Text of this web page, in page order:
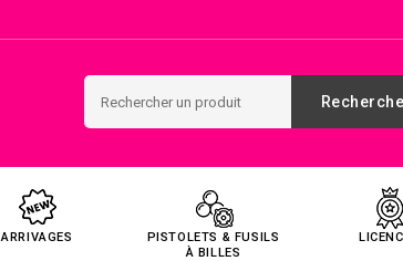
ARRIVAGES
PISTOLETS & FUSILS
À BILLES